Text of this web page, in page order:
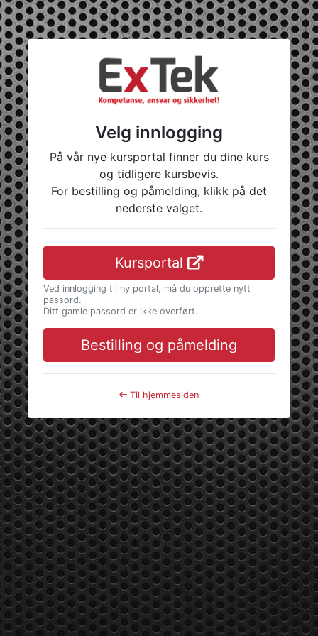
Velg innlogging
På vår nye kursportal finner du dine kurs
og tidligere kursbevis.
For bestilling og påmelding, klikk på det
nederste valget.
Kursportal
Ved innlogging til ny portal, må du opprette nytt
passord.
Ditt gamle passord er ikke overført.
Bestilling og påmelding
Til hjemmesiden